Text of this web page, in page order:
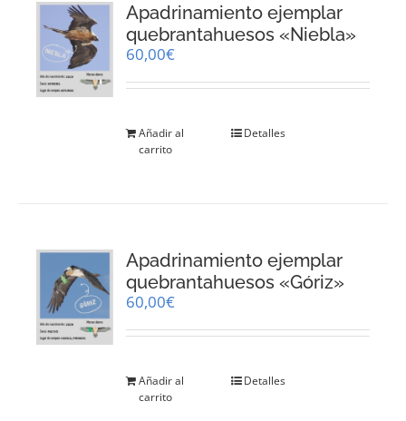
Apadrinamiento ejemplar
quebrantahuesos «Niebla»
60,00€
Añadir al
carrito
Detalles
Apadrinamiento ejemplar
quebrantahuesos «Góriz»
60,00€
Añadir al
carrito
Detalles